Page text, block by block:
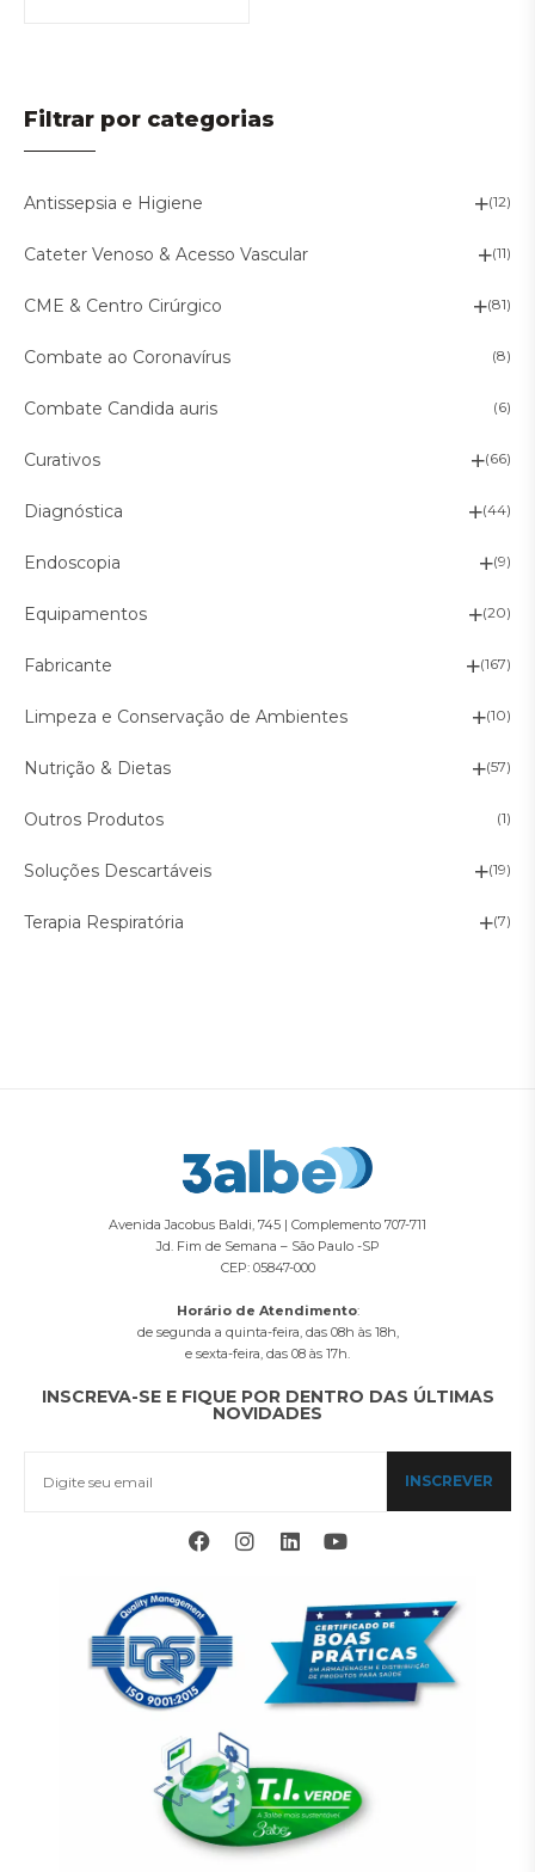
Filtrar por categorias
Antissepsia e Higiene (12)
Cateter Venoso & Acesso Vascular (11)
CME & Centro Cirúrgico (81)
Combate ao Coronavírus (8)
Combate Candida auris (6)
Curativos (66)
Diagnóstica (44)
Endoscopia (9)
Equipamentos (20)
Fabricante (167)
Limpeza e Conservação de Ambientes (10)
Nutrição & Dietas (57)
Outros Produtos (1)
Soluções Descartáveis (19)
Terapia Respiratória (7)
Avenida Jacobus Baldi, 745 | Complemento 707-711
Jd. Fim de Semana – São Paulo -SP
CEP: 05847-000
Horário de Atendimento:
de segunda a quinta-feira, das 08h às 18h,
e sexta-feira, das 08 às 17h.
INSCREVA-SE E FIQUE POR DENTRO DAS ÚLTIMAS
NOVIDADES
INSCREVER